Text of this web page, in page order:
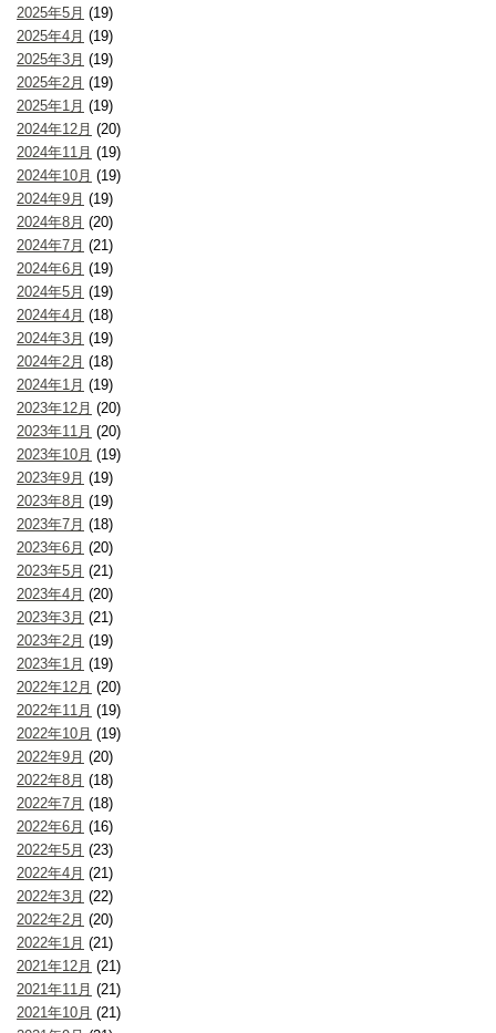
2025年5月 (19)
2025年4月 (19)
2025年3月 (19)
2025年2月 (19)
2025年1月 (19)
2024年12月 (20)
2024年11月 (19)
2024年10月 (19)
2024年9月 (19)
2024年8月 (20)
2024年7月 (21)
2024年6月 (19)
2024年5月 (19)
2024年4月 (18)
2024年3月 (19)
2024年2月 (18)
2024年1月 (19)
2023年12月 (20)
2023年11月 (20)
2023年10月 (19)
2023年9月 (19)
2023年8月 (19)
2023年7月 (18)
2023年6月 (20)
2023年5月 (21)
2023年4月 (20)
2023年3月 (21)
2023年2月 (19)
2023年1月 (19)
2022年12月 (20)
2022年11月 (19)
2022年10月 (19)
2022年9月 (20)
2022年8月 (18)
2022年7月 (18)
2022年6月 (16)
2022年5月 (23)
2022年4月 (21)
2022年3月 (22)
2022年2月 (20)
2022年1月 (21)
2021年12月 (21)
2021年11月 (21)
2021年10月 (21)